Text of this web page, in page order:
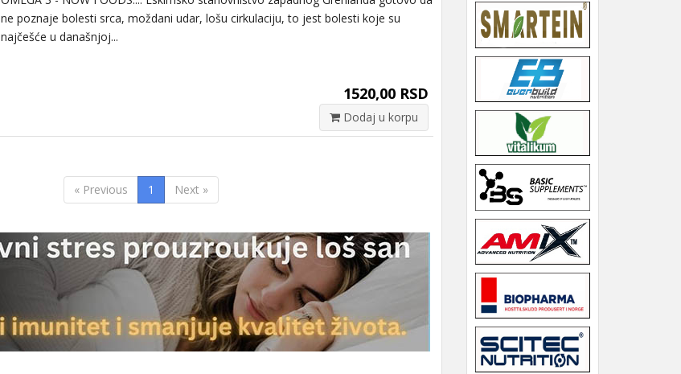
ne poznaje bolesti srca, moždani udar, lošu cirkulaciju, to jest bolesti koje su
najčešće u današnjoj...
1520,00 RSD
Dodaj u korpu
« Previous 1 Next »